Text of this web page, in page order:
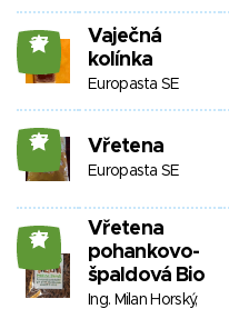
27
Vaječná
kolínka
Europasta SE
27 Vřetena
Europasta SE
27
Vřetena
pohankovo-
špaldová Bio
Ing. Milan Horský,